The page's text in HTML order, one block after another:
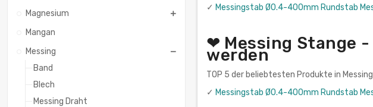
Magnesium
Mangan
Messing
Band
Blech
Messing Draht
✓ Messingstab Ø0.4-400mm Rundstab
❤ Messing Stange
werden
TOP 5 der beliebtesten Produkte in
✓ Messingstab Ø0.4-400mm Rundstab